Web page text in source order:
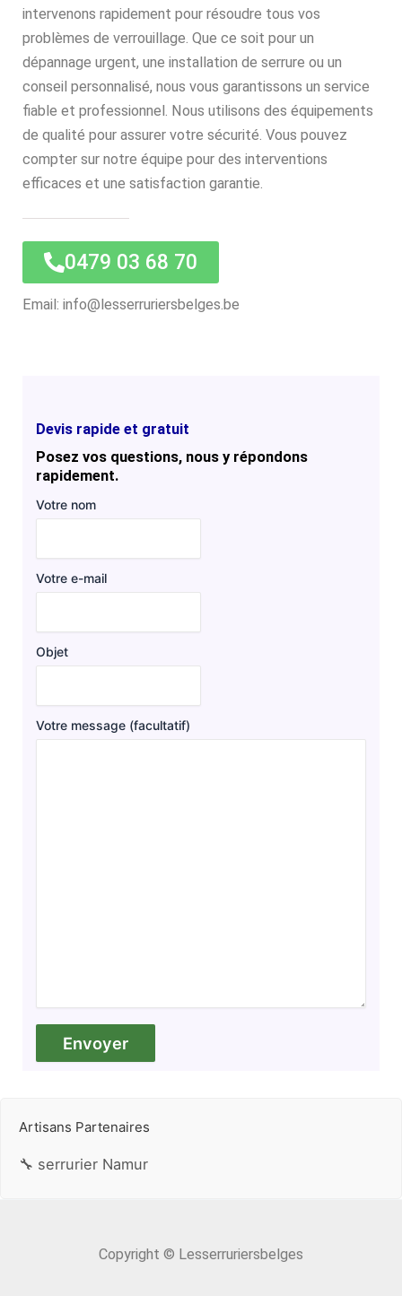
intervenons rapidement pour résoudre tous vos
problèmes de verrouillage. Que ce soit pour un
dépannage urgent, une installation de serrure ou un
conseil personnalisé, nous vous garantissons un service
fiable et professionnel. Nous utilisons des équipements
de qualité pour assurer votre sécurité. Vous pouvez
compter sur notre équipe pour des interventions
efficaces et une satisfaction garantie.
0479 03 68 70
Email: info@lesserruriersbelges.be
Devis rapide et gratuit
Posez vos questions, nous y répondons
rapidement.
Votre nom
Votre e-mail
Objet
Votre message (facultatif)
Artisans Partenaires
🔧 serrurier Namur
Copyright © Lesserruriersbelges